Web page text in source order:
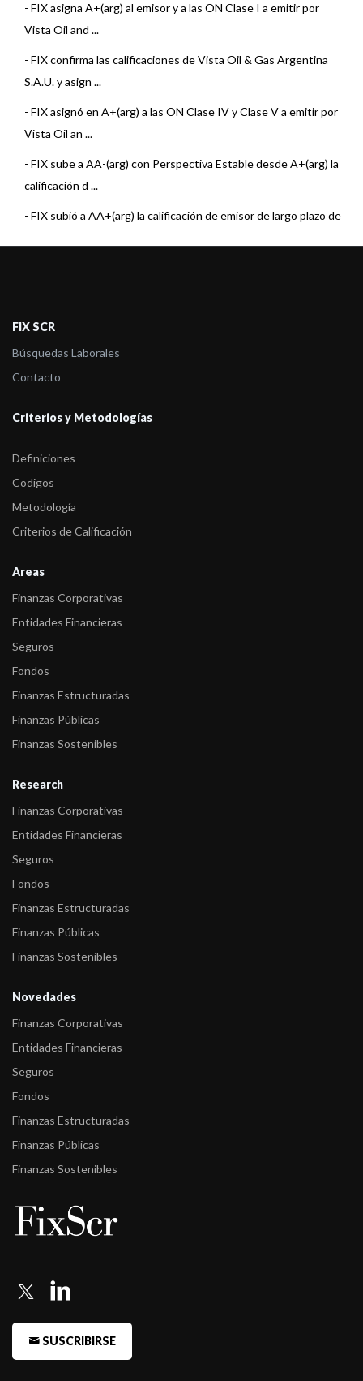
- FIX asigna A+(arg) al emisor y a las ON Clase I a emitir por
Vista Oil and ...
- FIX confirma las calificaciones de Vista Oil & Gas Argentina
S.A.U. y asign ...
- FIX asignó en A+(arg) a las ON Clase IV y Clase V a emitir por
Vista Oil an ...
- FIX sube a AA-(arg) con Perspectiva Estable desde A+(arg) la
calificación d ...
- FIX subió a AA+(arg) la calificación de emisor de largo plazo de
- FIX confirmó en AAA(arg) la calificación de emisor de largo
FIX confirmó en AAA(arg) Perspectiva Estable, la calificación
FIX SCR
Búsquedas Laborales
Contacto
Criterios y Metodologías
Definiciones
Codigos
Metodología
Criterios de Calificación
Areas
Finanzas Corporativas
Entidades Financieras
Seguros
Fondos
Finanzas Estructuradas
Finanzas Públicas
Finanzas Sostenibles
Research
Finanzas Corporativas
Entidades Financieras
Seguros
Fondos
Finanzas Estructuradas
Finanzas Públicas
Finanzas Sostenibles
Novedades
Finanzas Corporativas
Entidades Financieras
Seguros
Fondos
Finanzas Estructuradas
Finanzas Públicas
Finanzas Sostenibles
SUSCRIBIRSE